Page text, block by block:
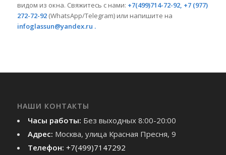
видом из окна. Свяжитесь с нами: +7(499)714-72-92, +7 (977)
272-72-92(WhatsApp/Telegram) или напишите на
infoglassun@yandex.ru .
НАШИ КОНТАКТЫ
Часы работы: Без выходных 8:00-20:00
Адрес: Москва, улица Красная Пресня, 9
Телефон: +7(499)7147292